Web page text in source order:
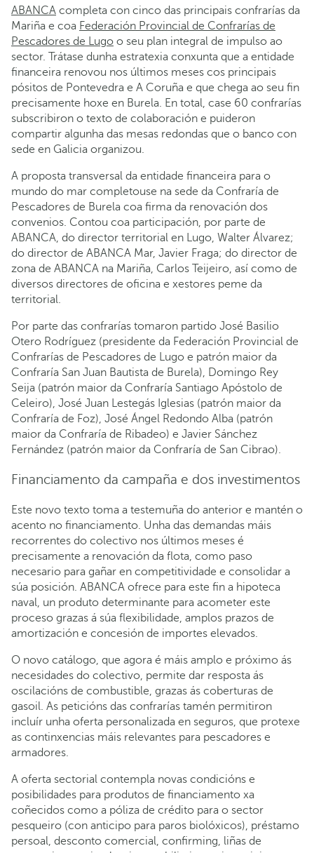
ABANCA completa con cinco das principais confrarías da
Mariña e coa Federación Provincial de Confrarías de
Pescadores de Lugo o seu plan integral de impulso ao
sector. Trátase dunha estratexia conxunta que a entidade
financeira renovou nos últimos meses cos principais
pósitos de Pontevedra e A Coruña e que chega ao seu fin
precisamente hoxe en Burela. En total, case 60 confrarías
subscribiron o texto de colaboración e puideron
compartir algunha das mesas redondas que o banco con
sede en Galicia organizou.
A proposta transversal da entidade financeira para o
mundo do mar completouse na sede da Confraría de
Pescadores de Burela coa firma da renovación dos
convenios. Contou coa participación, por parte de
ABANCA, do director territorial en Lugo, Walter Álvarez;
do director de ABANCA Mar, Javier Fraga; do director de
zona de ABANCA na Mariña, Carlos Teijeiro, así como de
diversos directores de oficina e xestores peme da
territorial.
Por parte das confrarías tomaron partido José Basilio
Otero Rodríguez (presidente da Federación Provincial de
Confrarías de Pescadores de Lugo e patrón maior da
Confraría San Juan Bautista de Burela), Domingo Rey
Seija (patrón maior da Confraría Santiago Apóstolo de
Celeiro), José Juan Lestegás Iglesias (patrón maior da
Confraría de Foz), José Ángel Redondo Alba (patrón
maior da Confraría de Ribadeo) e Javier Sánchez
Fernández (patrón maior da Confraría de San Cibrao).
Financiamento da campaña e dos investimentos
Este novo texto toma a testemuña do anterior e mantén o
acento no financiamento. Unha das demandas máis
recorrentes do colectivo nos últimos meses é
precisamente a renovación da flota, como paso
necesario para gañar en competitividade e consolidar a
súa posición. ABANCA ofrece para este fin a hipoteca
naval, un produto determinante para acometer este
proceso grazas á súa flexibilidade, amplos prazos de
amortización e concesión de importes elevados.
O novo catálogo, que agora é máis amplo e próximo ás
necesidades do colectivo, permite dar resposta ás
oscilacións de combustible, grazas ás coberturas de
gasoil. As peticións das confrarías tamén permitiron
incluír unha oferta personalizada en seguros, que protexe
as continxencias máis relevantes para pescadores e
armadores.
A oferta sectorial contempla novas condicións e
posibilidades para produtos de financiamento xa
coñecidos como a póliza de crédito para o sector
pesqueiro (con anticipo para paros biolóxicos), préstamo
persoal, desconto comercial, confirming, liñas de